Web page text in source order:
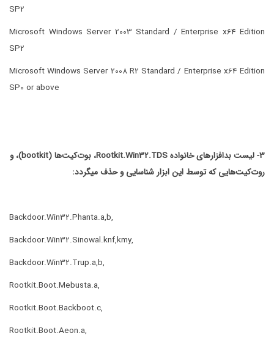
SP2
Microsoft Windows Server 2003 Standard / Enterprise x64 Edition
SP2
Microsoft Windows Server 2008 R2 Standard / Enterprise x64 Edition
SP0 or above
3- لیست بدافزارهای خانواده Rootkit.Win32.TDS، بوت‌کیت‌ها (bootkit)، و
روت‌کیت‌هایی که توسط این ابزار شناسایی و حذف میگردد:
Backdoor.Win32.Phanta.a,b,
Backdoor.Win32.Sinowal.knf,kmy,
Backdoor.Win32.Trup.a,b,
Rootkit.Boot.Mebusta.a,
Rootkit.Boot.Backboot.c,
Rootkit.Boot.Aeon.a,